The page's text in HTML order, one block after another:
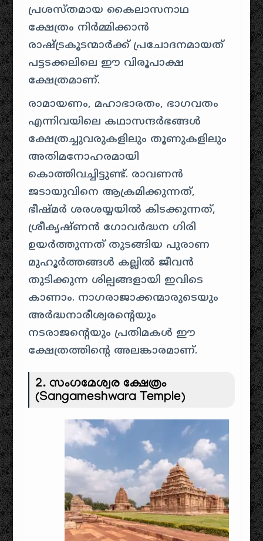
പ്രശസ്തമായ കൈലാസനാഥ
ക്ഷേത്രം നിർമ്മിക്കാൻ
രാഷ്ട്രകൂടന്മാർക്ക് പ്രചോദനമായത്
പട്ടടക്കലിലെ ഈ വിരൂപാക്ഷ
ക്ഷേത്രമാണ്.
രാമായണം, മഹാഭാരതം, ഭാഗവതം
എന്നിവയിലെ കഥാസന്ദർഭങ്ങൾ
ക്ഷേത്രച്ചുവരുകളിലും തൂണുകളിലും
അതിമനോഹരമായി
കൊത്തിവച്ചിട്ടുണ്ട്. രാവണൻ
ജടായുവിനെ ആക്രമിക്കുന്നത്,
ഭീഷ്മർ ശരശയ്യയിൽ കിടക്കുന്നത്,
ശ്രീകൃഷ്ണൻ ഗോവർദ്ധന ഗിരി
ഉയർത്തുന്നത് തുടങ്ങിയ പുരാണ
മുഹൂർത്തങ്ങൾ കല്ലിൽ ജീവൻ
തുടിക്കുന്ന ശില്പങ്ങളായി ഇവിടെ
കാണാം. നാഗരാജാക്കന്മാരുടെയും
അർദ്ധനാരീശ്വരന്റെയും
നടരാജന്റെയും പ്രതിമകൾ ഈ
ക്ഷേത്രത്തിന്റെ അലങ്കാരമാണ്.
2.സംഗമേശ്വര ക്ഷേത്രം
(Sangameshwara Temple)